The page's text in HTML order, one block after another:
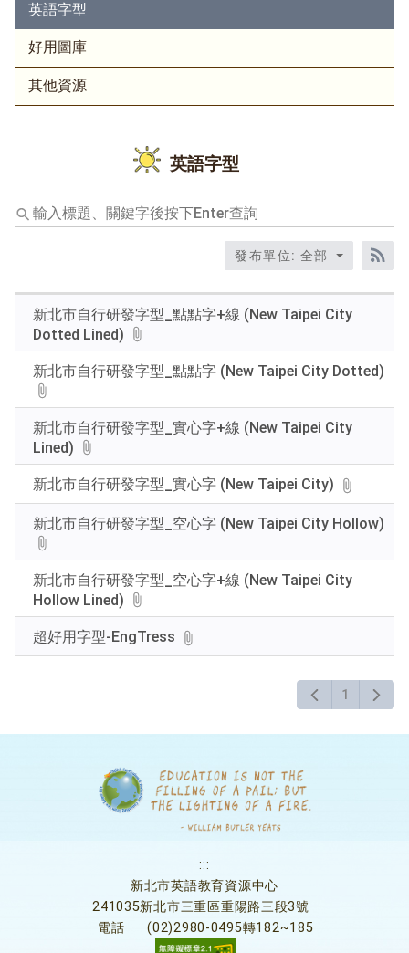
英語字型
好用圖庫
其他資源
英語字型
輸
入
Enter
發布單位: 全部
新北市自行研發字型_點點字+線 (New Taipei City
Dotted Lined)
新北市自行研發字型_點點字 (New Taipei City Dotted)
新北市自行研發字型_實心字+線 (New Taipei City
Lined)
新北市自行研發字型_實心字 (New Taipei City)
新北市自行研發字型_空心字 (New Taipei City Hollow)
新北市自行研發字型_空心字+線 (New Taipei City
Hollow Lined)
超好用字型-EngTress
1
:::
新北市英語教育資源中心
241035新北市三重區重陽路三段3號
電話
(02)2980-0495轉182~185